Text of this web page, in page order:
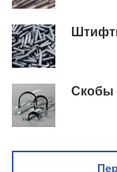
Скобы